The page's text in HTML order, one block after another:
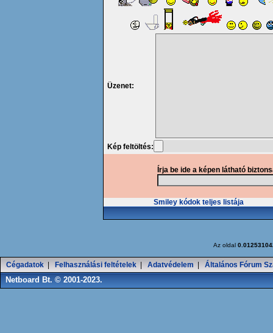
Üzenet:
Kép feltöltés:
Írja be ide a képen látható
Smiley kódok teljes listája
Az oldal
Cégadatok Felhasználási feltételek Adatvédelem Általános Fórum
Netboard Bt. © 2001-2023.